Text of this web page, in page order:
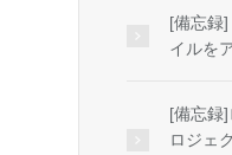
[備忘録
イルを
[備忘録
ロジェ